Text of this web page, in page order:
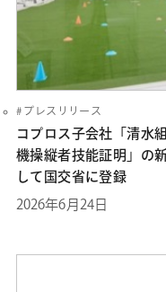
プレスリリース
コプロス子会社「清水
機操縦者技能証明」の
して国交省に登録
2026年6月24日